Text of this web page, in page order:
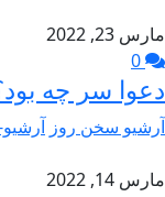
مارس 23, 2022
دعوا سر چه
آرشیو سخن روز
مارس 14, 2022